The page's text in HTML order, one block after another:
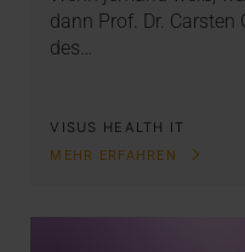
dann Prof. Dr.
des…
VISUS HEALTH IT
MEHR ERFAHREN